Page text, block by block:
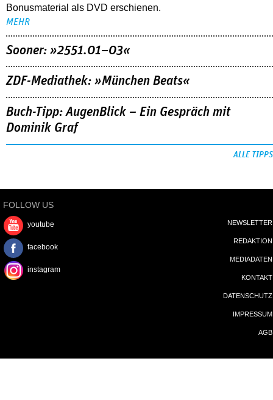
Bonusmaterial als DVD erschienen.
MEHR
Sooner: »2551.01–03«
ZDF-Mediathek: »München Beats«
Buch-Tipp: AugenBlick – Ein Gespräch mit
Dominik Graf
ALLE TIPPS
FOLLOW US
youtube
facebook
instagram
NEWSLETTER
REDAKTION
MEDIADATEN
KONTAKT
DATENSCHUTZ
IMPRESSUM
AGB